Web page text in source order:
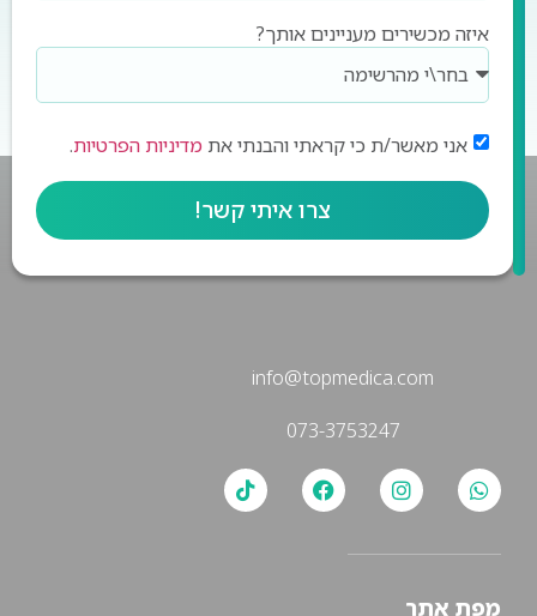
מעניינים אותך?
מאשר/ת כי קראתי והבנתי אתמדיניות הפרטיות.
צרו איתי קשר!
info@topmedica.com
073-3753247